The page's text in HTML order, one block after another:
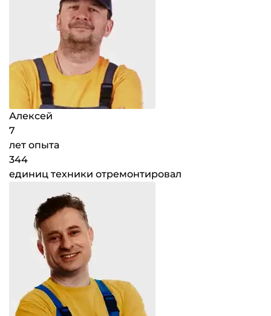
Алексей
7
лет опыта
344
единиц техники отремонтировал